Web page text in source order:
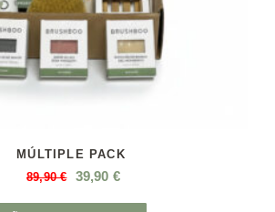
MÚLTIPLE PACK
89,90€ 39,90 €